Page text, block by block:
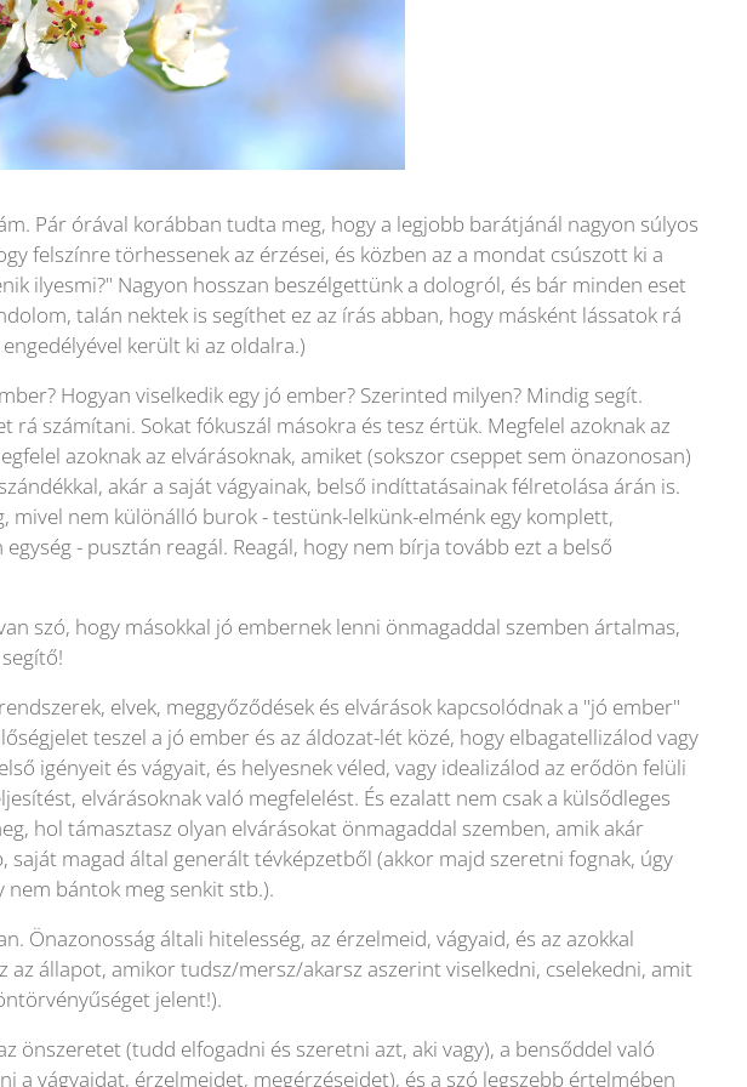
Pár órával korábban tudta meg, hogy a legjobb barátjánál nagyon súlyos
felszínre törhessenek az érzései, és közben az a mondat csúszott ki a
ilyesmi?" Nagyon hosszan beszélgettünk a dologról, és bár minden eset
talán nektek is segíthet ez az írás abban, hogy másként lássatok rá
került ki az oldalra.)
Hogyan viselkedik egy jó ember? Szerinted milyen? Mindig segít.
számítani. Sokat fókuszál másokra és tesz értük. Megfelel azoknak az
azoknak az elvárásoknak, amiket (sokszor cseppet sem önazonosan)
akár a saját vágyainak, belső indíttatásainak félretolása árán is.
mivel nem különálló burok - testünk-lelkünk-elménk egy komplett,
- pusztán reagál. Reagál, hogy nem bírja tovább ezt a belső
szó, hogy másokkal jó embernek lenni önmagaddal szemben ártalmas,
elvek, meggyőződések és elvárások kapcsolódnak a "jó ember"
teszel a jó ember és az áldozat-lét közé, hogy elbagatellizálod vagy
igényeit és vágyait, és helyesnek véled, vagy idealizálod az erődön felüli
elvárásoknak való megfelelést. És ezalatt nem csak a külsődleges
hol támasztasz olyan elvárásokat önmagaddal szemben, amik akár
magad által generált tévképzetből (akkor majd szeretni fognak, úgy
nem bántok meg senkit stb.).
Önazonosság általi hitelesség, az érzelmeid, vágyaid, és az azokkal
az állapot, amikor tudsz/mersz/akarsz aszerint viselkedni, cselekedni, amit
jelent!).
önszeretet (tudd elfogadni és szeretni azt, aki vagy), a bensőddel való
vágyaidat, érzelmeidet, megérzéseidet), és a szó legszebb értelmében